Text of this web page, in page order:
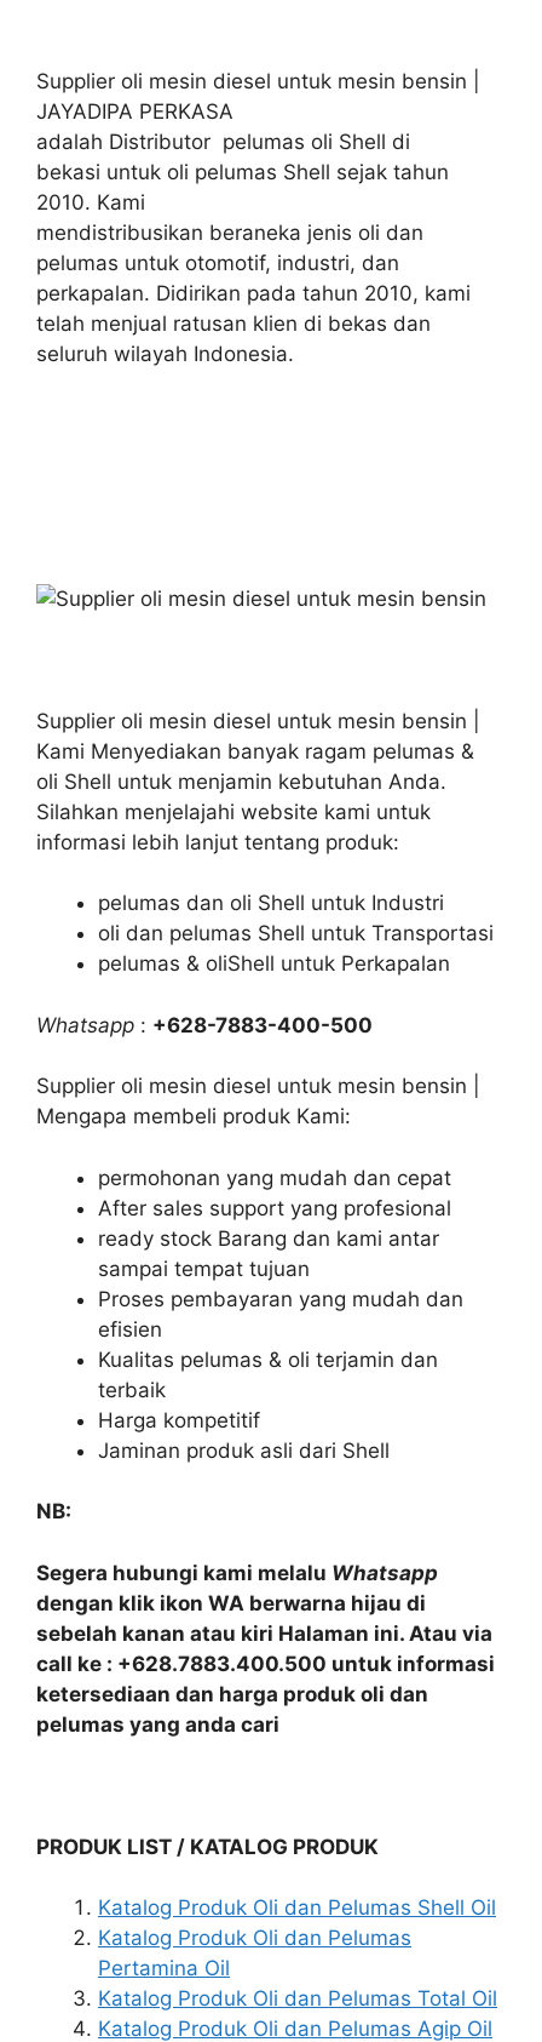
Supplier oli mesin diesel untuk mesin bensin |
JAYADIPA PERKASA
adalah Distributor pelumas oli Shell di
bekasi untuk oli pelumas Shell sejak tahun
2010. Kami
mendistribusikan beraneka jenis oli dan
pelumas untuk otomotif, industri, dan
perkapalan. Didirikan pada tahun 2010, kami
telah menjual ratusan klien di bekas dan
seluruh wilayah Indonesia.
Supplier oli mesin diesel untuk mesin bensin |
Kami Menyediakan banyak ragam pelumas &
oli Shell untuk menjamin kebutuhan Anda.
Silahkan menjelajahi website kami untuk
informasi lebih lanjut tentang produk:
pelumas dan oli Shell untuk Industri
oli dan pelumas Shell untuk Transportasi
pelumas & oliShell untuk Perkapalan
Whatsapp : +628-7883-400-500
Supplier oli mesin diesel untuk mesin bensin |
Mengapa membeli produk Kami:
permohonan yang mudah dan cepat
After sales support yang profesional
ready stock Barang dan kami antar
sampai tempat tujuan
Proses pembayaran yang mudah dan
efisien
Kualitas pelumas & oli terjamin dan
terbaik
Harga kompetitif
Jaminan produk asli dari Shell
NB:
Segera hubungi kami melalu Whatsapp
dengan klik ikon WA berwarna hijau di
sebelah kanan atau kiri Halaman ini. Atau via
call ke : +628.7883.400.500 untuk informasi
ketersediaan dan harga produk oli dan
pelumas yang anda cari
PRODUK LIST / KATALOG PRODUK
Katalog Produk Oli dan Pelumas Shell Oil
Katalog Produk Oli dan Pelumas
Pertamina Oil
Katalog Produk Oli dan Pelumas Total Oil
Katalog Produk Oli dan Pelumas Agip Oil